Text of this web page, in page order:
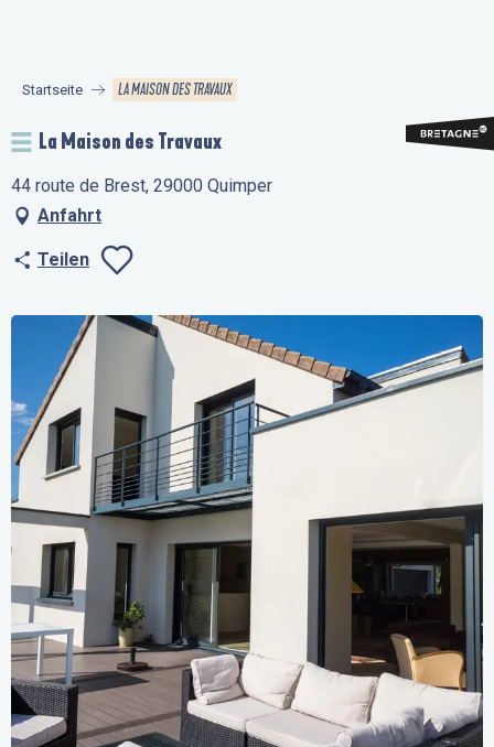
principal
Startseite LA MAISON DES TRAVAUX
La Maison des Travaux
44 route de Brest, 29000 Quimper
Anfahrt
Teilen